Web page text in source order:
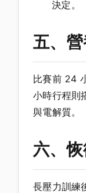
決定。
五、
比賽前 24
小時行程
與電解質。
六、
長壓力訓練